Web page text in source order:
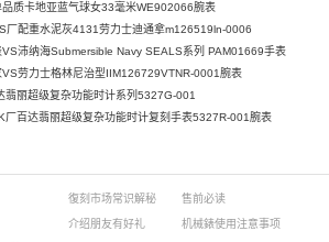
质卡地亚蓝气球女33毫米WE902066腕表
厂配重水泥灰4131劳力士迪通拿m126519ln-0006
VS沛纳海Submersible Navy SEALS系列 PAM01669手表
劳力士格林尼治型IIM126729VTNR-0001腕表
翡丽超级复杂功能时计系列5327G-001
厂百达翡丽超级复杂功能时计复刻手表5327R-001腕表
復刻市场常识解秘
介绍朋友有好礼
售前必读
机械錶使用注意事项